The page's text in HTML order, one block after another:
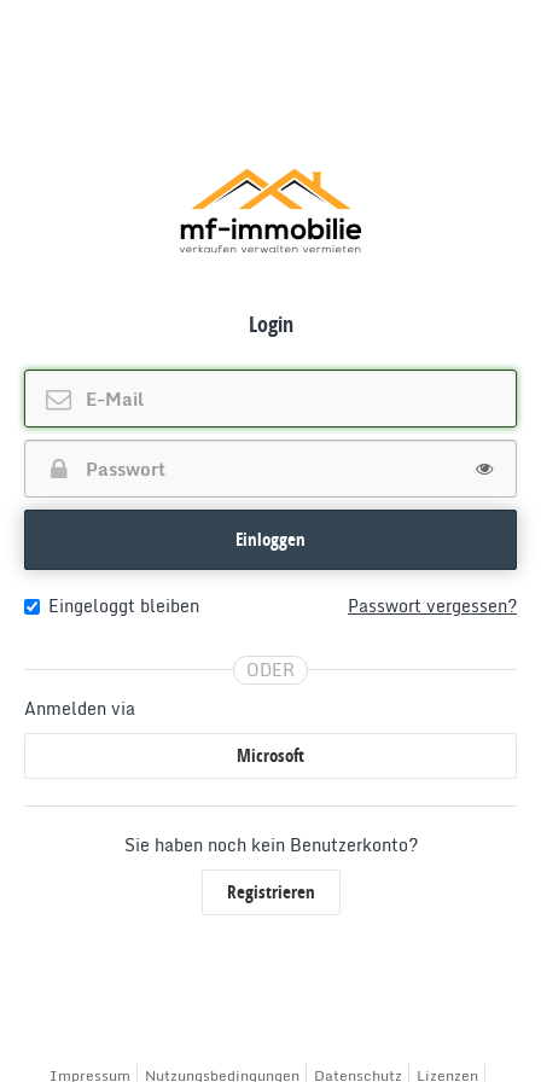
Login
Einloggen
Eingeloggt bleiben Passwort vergessen?
ODER
Anmelden via
Microsoft
Sie haben noch kein Benutzerkonto?
Registrieren
Impressum Nutzungsbedingungen Datenschutz Lizenzen